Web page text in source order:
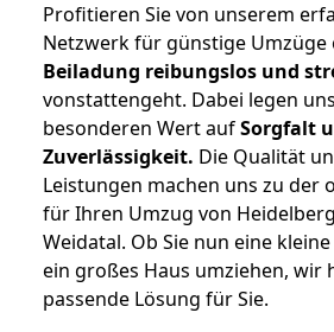
Profitieren Sie von unserem
Netzwerk für günstige Umzüge
Beiladung reibungslos und
vonstattengeht. Dabei legen
besonderen Wert aufSorgfalt
Zuverlässigkeit. Die Qualität
Leistungen machen uns zu der
für Ihren Umzug von
Weidatal. Ob Sie nun eine
ein großes Haus umziehen, wir
passende Lösung für Sie.